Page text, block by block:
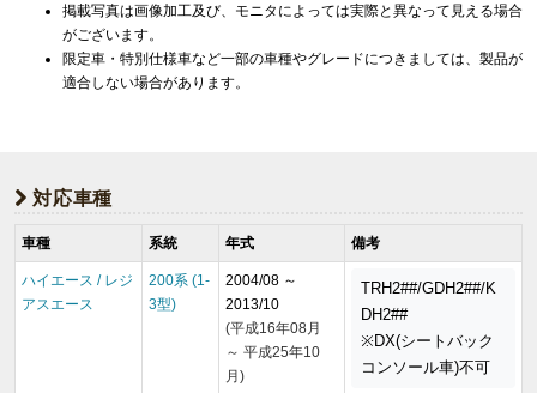
掲載写真は画像加工及び、モニタによっては実際と異なって見える場合
がございます。
限定車・特別仕様車など一部の車種やグレードにつきましては、製品が
適合しない場合があります。
対応車種
車種 系統 年式 備考
ハイエース / レジ
アスエース
200系 (1-
3型)
2004/08 ～
2013/10
(平成16年08月
～ 平成25年10
月)
TRH2##/GDH2##/K
DH2##
※DX(シートバック
コンソール車)不可